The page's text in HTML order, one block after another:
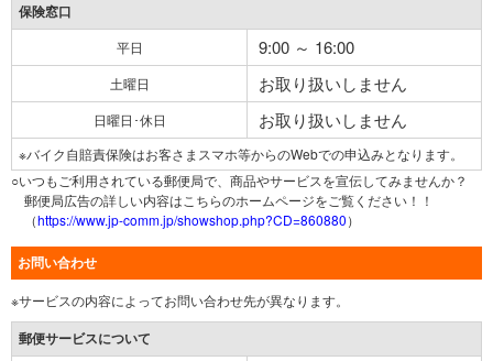
保険窓口
平日 9:00 ～ 16:00
土曜日 お取り扱いしません
日曜日･休日 お取り扱いしません
※バイク自賠責保険はお客さまスマホ等からのWebでの申込みとなります。
○いつもご利用されている郵便局で、商品やサービスを宣伝してみませんか？
郵便局広告の詳しい内容はこちらのホームページをご覧ください！！
（https://www.jp-comm.jp/showshop.php?CD=860880）
お問い合わせ
※サービスの内容によってお問い合わせ先が異なります。
郵便サービスについて